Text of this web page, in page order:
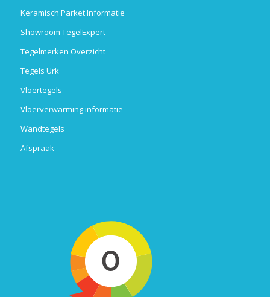
Keramisch Parket Informatie
Showroom TegelExpert
Tegelmerken Overzicht
Tegels Urk
Vloertegels
Vloerverwarming informatie
Wandtegels
Afspraak